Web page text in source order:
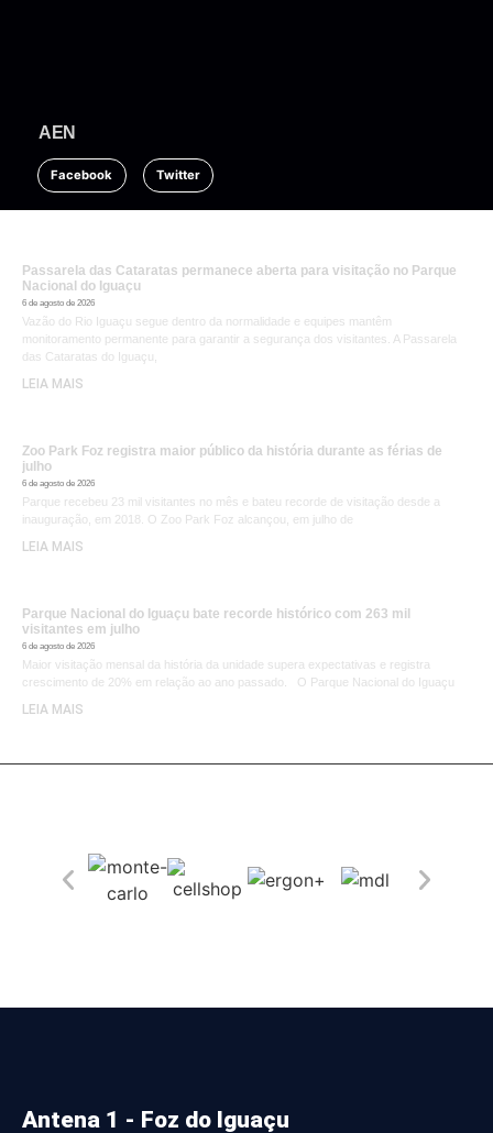
AEN
Facebook Twitter
Passarela das Cataratas permanece aberta para visitação no Parque
Nacional do Iguaçu
6 de agosto de 2026
Vazão do Rio Iguaçu segue dentro da normalidade e equipes mantêm
monitoramento permanente para garantir a segurança dos visitantes. A Passarela
das Cataratas do Iguaçu,
LEIA MAIS
Zoo Park Foz registra maior público da história durante as férias de
julho
6 de agosto de 2026
Parque recebeu 23 mil visitantes no mês e bateu recorde de visitação desde a
inauguração, em 2018. O Zoo Park Foz alcançou, em julho de
LEIA MAIS
Parque Nacional do Iguaçu bate recorde histórico com 263 mil
visitantes em julho
6 de agosto de 2026
Maior visitação mensal da história da unidade supera expectativas e registra
crescimento de 20% em relação ao ano passado. O Parque Nacional do Iguaçu
LEIA MAIS
Antena 1 - Foz do Iguaçu